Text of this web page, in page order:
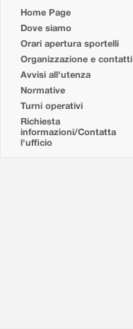
Home Page
Dove siamo
Orari apertura sportelli
Organizzazione e contatti
Avvisi all'utenza
Normative
Turni operativi
Richiesta
informazioni/Contatta
l'ufficio